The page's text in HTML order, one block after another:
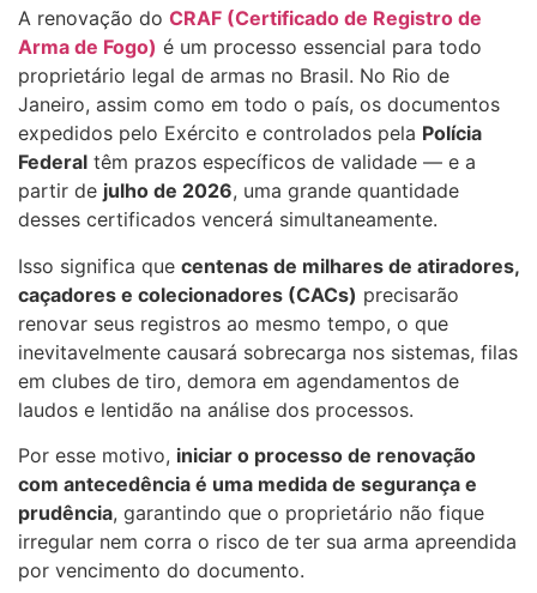
A renovação do CRAF (Certificado de Registro de
Arma de Fogo) é um processo essencial para todo
proprietário legal de armas no Brasil. No Rio de
Janeiro, assim como em todo o país, os documentos
expedidos pelo Exército e controlados pela Polícia
Federal têm prazos específicos de validade — e a
partir de julho de 2026, uma grande quantidade
desses certificados vencerá simultaneamente.
Isso significa que centenas de milhares de atiradores,
caçadores e colecionadores (CACs) precisarão
renovar seus registros ao mesmo tempo, o que
inevitavelmente causará sobrecarga nos sistemas, filas
em clubes de tiro, demora em agendamentos de
laudos e lentidão na análise dos processos.
Por esse motivo, iniciar o processo de renovação
com antecedência é uma medida de segurança e
prudência, garantindo que o proprietário não fique
irregular nem corra o risco de ter sua arma apreendida
por vencimento do documento.